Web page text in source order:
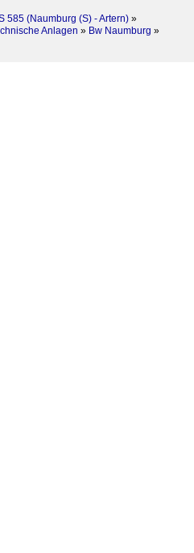
585 (Naumburg (S) - Artern) »
Anlagen » Bw Naumburg »